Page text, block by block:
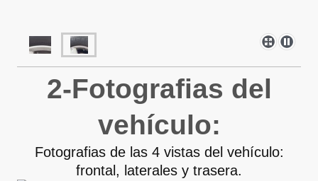
2-Fotografias del
vehículo:
Fotografias de las 4 vistas del vehículo:
frontal, laterales y trasera.